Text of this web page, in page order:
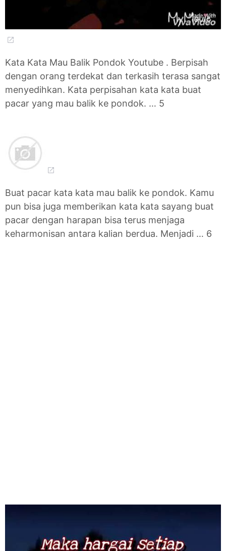
Kata Kata Mau Balik Pondok Youtube . Berpisah
dengan orang terdekat dan terkasih terasa sangat
menyedihkan. Kata perpisahan kata kata buat
pacar yang mau balik ke pondok. … 5
Buat pacar kata kata mau balik ke pondok. Kamu
pun bisa juga memberikan kata kata sayang buat
pacar dengan harapan bisa terus menjaga
keharmonisan antara kalian berdua. Menjadi … 6